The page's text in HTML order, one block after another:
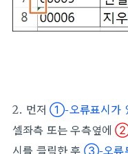
2. 먼저①-오류표시가
셀좌측 또는 우측옆에
시를 클릭한 후 ③-오류